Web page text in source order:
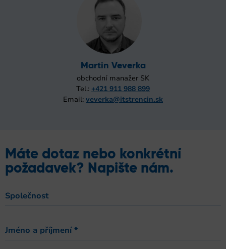
Martin Veverka
obchodní manažer SK
Tel.: +421 911 988 899
Email: veverka@itstrencin.sk
Máte dotaz nebo konkrétní
požadavek? Napište nám.
Společnost
Jméno a příjmení*